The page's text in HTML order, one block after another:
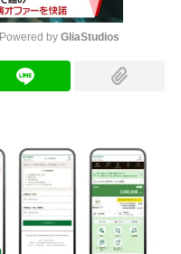
Powered by GliaStudios